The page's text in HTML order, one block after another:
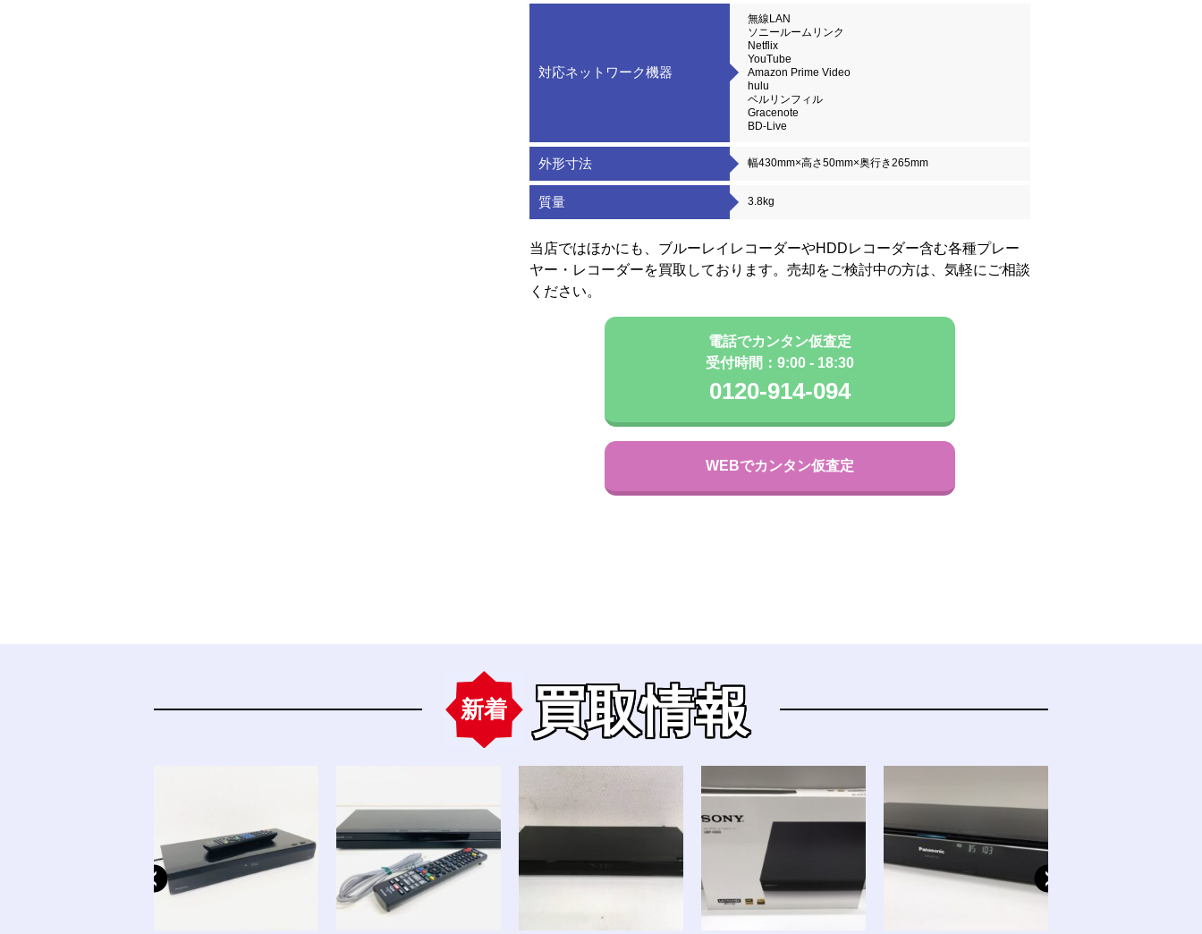
対応ネットワーク機器
無線LAN
ソニールームリンク
Netflix
YouTube
Amazon Prime Video
hulu
ベルリンフィル
Gracenote
BD-Live
外形寸法 幅430mm×高さ50mm×奥行き265mm
質量 3.8kg
当店ではほかにも、ブルーレイレコーダーやHDDレコーダー含む各種プレー
ヤー・レコーダーを買取しております。売却をご検討中の方は、気軽にご相談
ください。
電話でカンタン仮査定
受付時間：9:00 - 18:30
0120-914-094
WEBでカンタン仮査定
新着 買取情報